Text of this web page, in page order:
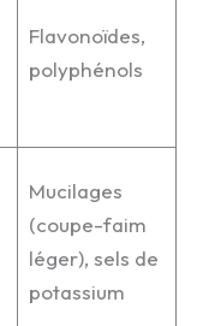
Flavonoïdes,
polyphénols
Mucilages
(coupe-faim
léger), sels de
potassium